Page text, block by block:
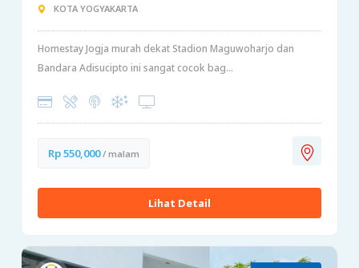
KOTA YOGYAKARTA
Homestay Jogja murah dekat Stadion Maguwoharjo dan
Bandara Adisucipto ini sangat cocok bag...
Rp 550,000/ malam
Lihat Detail